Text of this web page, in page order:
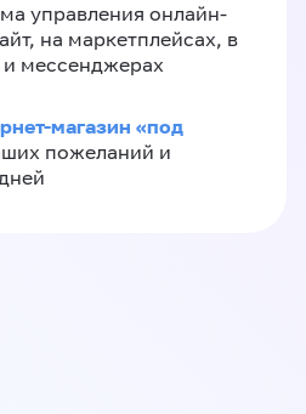
управления онлайн-
на маркетплейсах, в
и мессенджерах
магазин «‎под
пожеланий и